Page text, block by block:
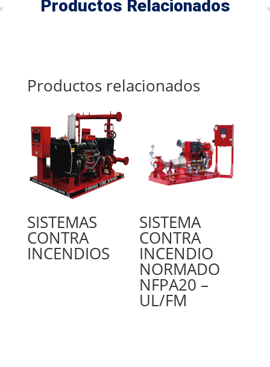
Productos Relacionados
Productos relacionados
SISTEMAS
CONTRA
INCENDIOS
SISTEMA
CONTRA
INCENDIO
NORMADO
NFPA20 –
UL/FM